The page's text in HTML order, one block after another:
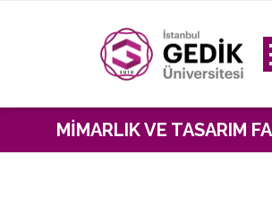
MIMARLIK VE TASARIM